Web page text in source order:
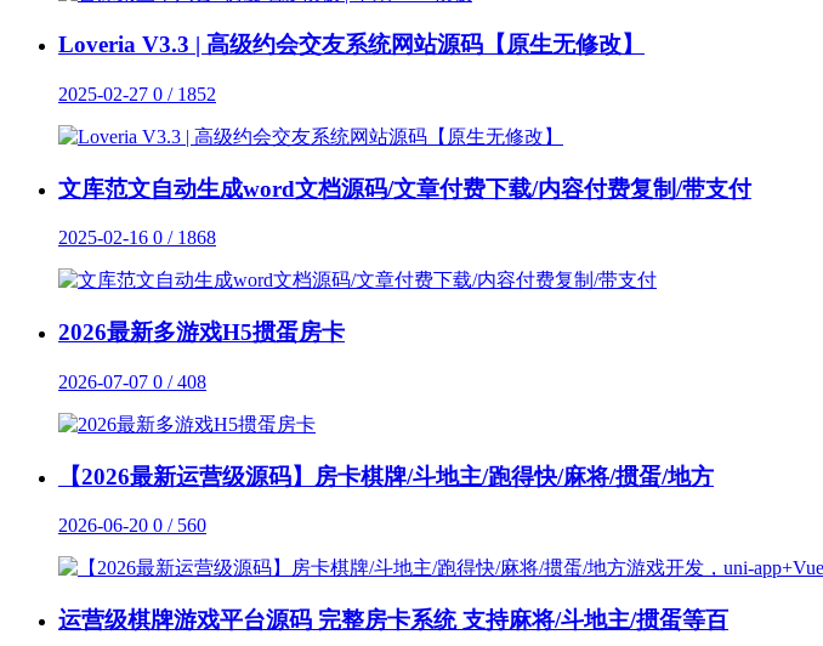
Loveria V3.3 | 高级约会交友系统网站源码【原生无修改】
2025-02-27 0 / 1852
文库范文自动生成word文档源码/文章付费下载/内容付费复制/带支付
2025-02-16 0 / 1868
2026最新多游戏H5掼蛋房卡
2026-07-07 0 / 408
【2026最新运营级源码】房卡棋牌/斗地主/跑得快/麻将/掼蛋/地方
2026-06-20 0 / 560
运营级棋牌游戏平台源码 完整房卡系统 支持麻将/斗地主/掼蛋等百